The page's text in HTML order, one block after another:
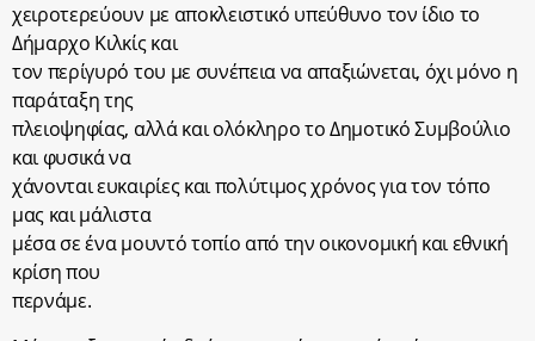
χειροτερεύουν με αποκλειστικό υπεύθυνο τον ίδιο το
Δήμαρχο Κιλκίς και
τον περίγυρό του με συνέπεια να απαξιώνεται, όχι μόνο η
παράταξη της
πλειοψηφίας, αλλά και ολόκληρο το Δημοτικό Συμβούλιο
και φυσικά να
χάνονται ευκαιρίες και πολύτιμος χρόνος για τον τόπο
μας και μάλιστα
μέσα σε ένα μουντό τοπίο από την οικονομική και εθνική
κρίση που
περνάμε.